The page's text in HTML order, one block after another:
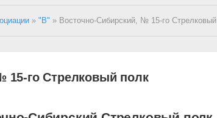
»"В" » Восточно-Сибирский, № 15-го Стрелковый
15-го Стрелковый полк